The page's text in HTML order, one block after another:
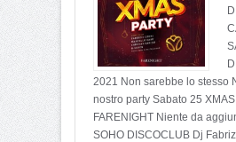
2021 Non sarebbe lo stesso
nostro party Sabato 25
FARENIGHT Niente da
SOHO DISCOCLUB Dj